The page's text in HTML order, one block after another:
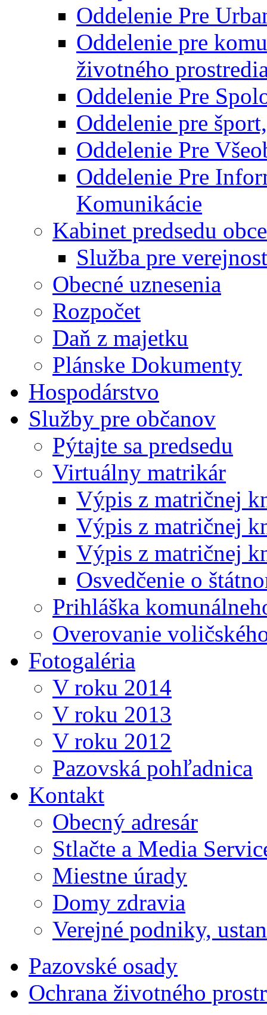
Oddelenie Pre
Oddelenie pre
životného
Oddelenie Pre
Oddelenie pre
Oddelenie Pre
Oddelenie Pre
Komunikácie
Kabinet predsedu obce
Služba pre
Obecné uznesenia
Rozpočet
Daň z majetku
Plánske Dokumenty
Hospodárstvo
Služby pre občanov
Pýtajte sa predsedu
Virtuálny matrikár
Výpis z matričnej
Výpis z matričnej
Výpis z matričnej
Osvedčenie o
Prihláška
Overovanie
Fotogaléria
V roku 2014
V roku 2013
V roku 2012
Pazovská pohľadnica
Kontakt
Obecný adresár
Stlačte a Media
Miestne úrady
Domy zdravia
Verejné podniky,
Pazovské osady
Ochrana životného